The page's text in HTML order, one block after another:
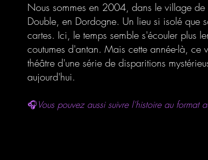
Nous sommes en 2004, dans le village
Double, en Dordogne. Un lieu si isolé que
cartes. Ici, le temps semble s'écouler plus
coutumes d'antan. Mais cette année-là,
théâtre d'une série de disparitions
aujourd'hui.
🎧Vous pouvez aussi suivre l'histoire au format